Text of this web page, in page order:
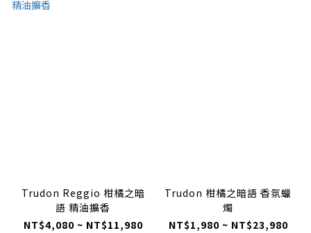
Trudon Reggio 柑橘之暗
語 精油擴香
NT$4,080 ~ NT$11,980
Trudon 柑橘之暗語 香氛蠟
燭
NT$1,980 ~ NT$23,980